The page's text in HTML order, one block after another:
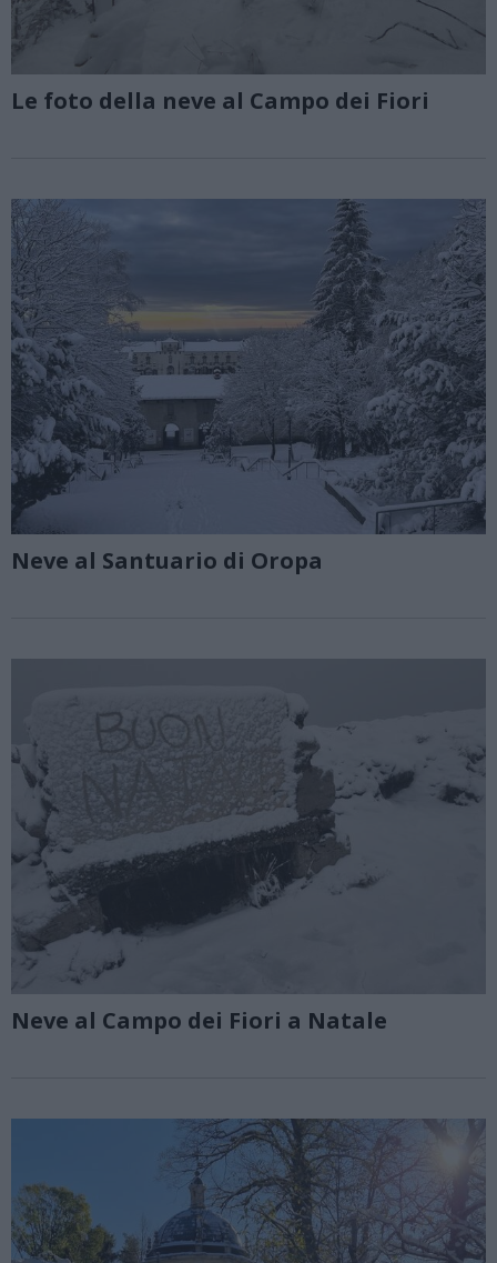
Le foto della neve al Campo dei Fiori
Neve al Santuario di Oropa
Neve al Campo dei Fiori a Natale